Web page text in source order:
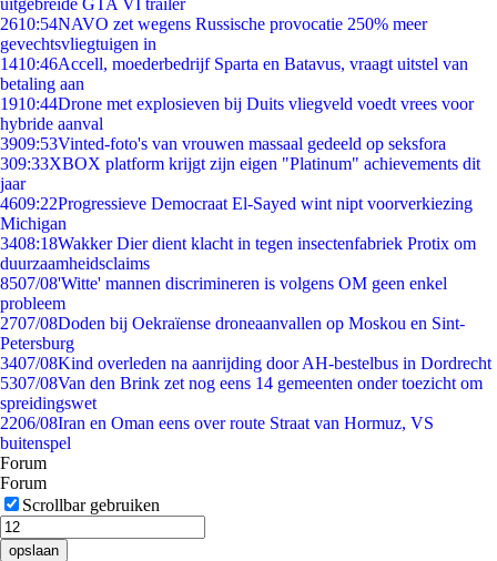
uitgebreide GTA VI trailer
2610:54NAVO zet wegens Russische provocatie 250% meer
gevechtsvliegtuigen in
1410:46Accell, moederbedrijf Sparta en Batavus, vraagt uitstel van
betaling aan
1910:44Drone met explosieven bij Duits vliegveld voedt vrees voor
hybride aanval
3909:53Vinted-foto's van vrouwen massaal gedeeld op seksfora
309:33XBOX platform krijgt zijn eigen "Platinum" achievements dit
jaar
4609:22Progressieve Democraat El-Sayed wint nipt voorverkiezing
Michigan
3408:18Wakker Dier dient klacht in tegen insectenfabriek Protix om
duurzaamheidsclaims
8507/08'Witte' mannen discrimineren is volgens OM geen enkel
probleem
2707/08Doden bij Oekraïense droneaanvallen op Moskou en Sint-
Petersburg
3407/08Kind overleden na aanrijding door AH-bestelbus in Dordrecht
5307/08Van den Brink zet nog eens 14 gemeenten onder toezicht om
spreidingswet
2206/08Iran en Oman eens over route Straat van Hormuz, VS
buitenspel
Forum
Forum
Scrollbar gebruiken
opslaan